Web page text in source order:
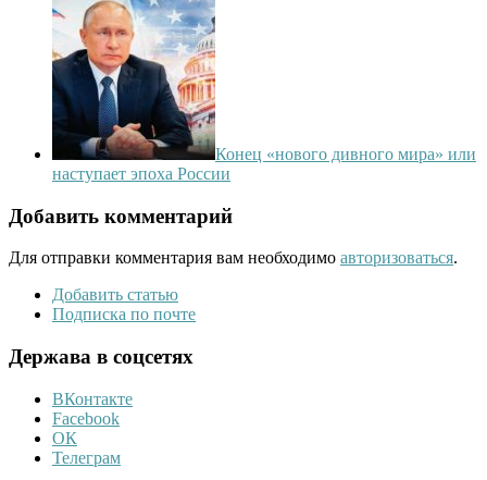
Конец «нового дивного мира» или
наступает эпоха России
Добавить комментарий
Для отправки комментария вам необходимо авторизоваться.
Добавить статью
Подписка по почте
Держава в соцсетях
ВКонтакте
Facebook
ОК
Телеграм